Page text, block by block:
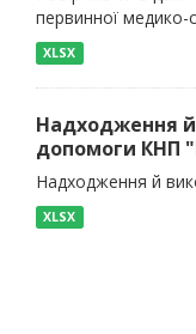
первинної медико-
XLSX
Надходження й
допомоги КНП
Надходження й
XLSX